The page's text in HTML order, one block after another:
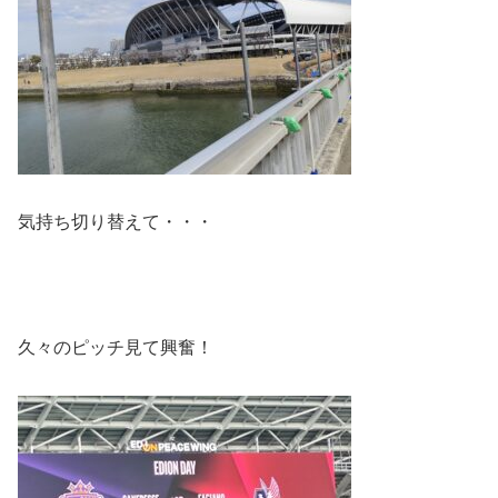
気持ち切り替えて・・・
久々のピッチ見て興奮！